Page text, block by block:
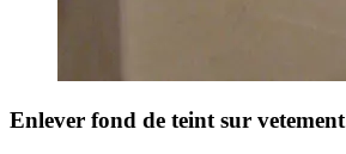
Enlever fond de teint sur vetement